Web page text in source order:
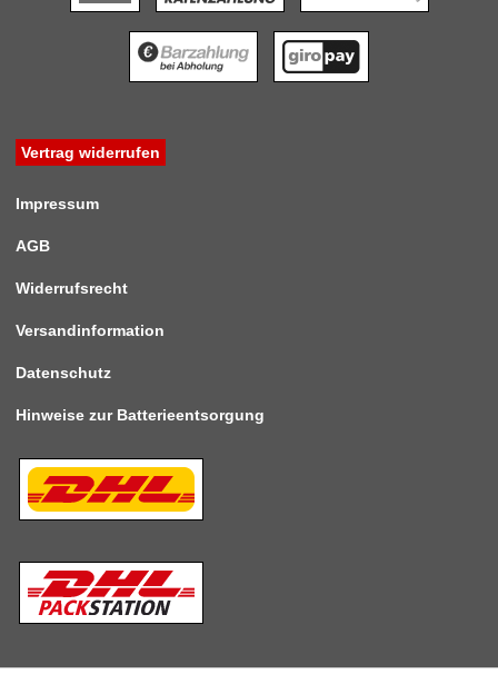
Vertrag widerrufen
Impressum
AGB
Widerrufsrecht
Versandinformation
Datenschutz
Hinweise zur Batterieentsorgung